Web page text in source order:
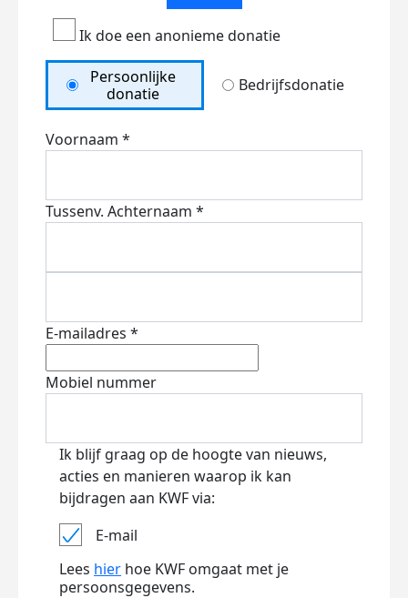
Ik doe een anonieme donatie
Persoonlijke
donatie
Bedrijfsdonatie
Voornaam *
Tussenv. Achternaam *
E-mailadres *
Mobiel nummer
Ik blijf graag op de hoogte van nieuws,
acties en manieren waarop ik kan
bijdragen aan KWF via:
E-mail
Lees hier hoe KWF omgaat met je
persoonsgegevens.